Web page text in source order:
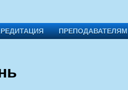
ПРЕПОДАВАТЕЛЯМ